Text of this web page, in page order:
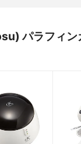
パラフィン